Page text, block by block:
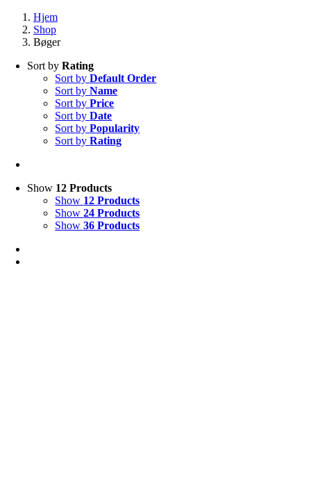
Hjem
Shop
Bøger
Sort byRating
Sort byDefault Order
Sort byName
Sort byPrice
Sort byDate
Sort byPopularity
Sort byRating
Show 12 Products
Show 12 Products
Show24 Products
Show36 Products